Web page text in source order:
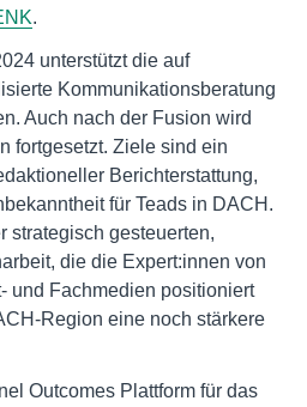
.
unterstützt die auf
Kommunikationsberatung
Auch nach der Fusion wird
fortgesetzt. Ziele sind ein
Berichterstattung,
für Teads in DACH.
strategisch gesteuerten,
die die Expert:innen von
und Fachmedien positioniert
Region eine noch stärkere
Outcomes Plattform für das